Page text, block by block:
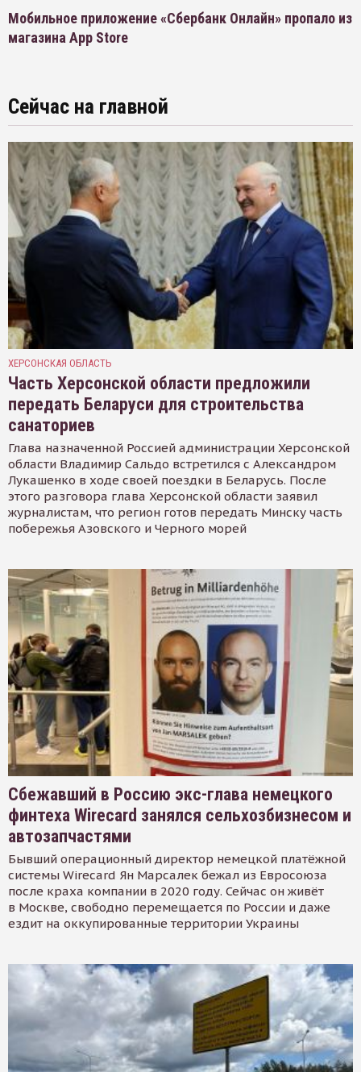
Мобильное приложение «Сбербанк Онлайн» пропало из
магазина App Store
Сейчас на главной
ХЕРСОНСКАЯ ОБЛАСТЬ
Часть Херсонской области предложили
передать Беларуси для строительства
санаториев
Глава назначенной Россией администрации Херсонской
области Владимир Сальдо встретился с Александром
Лукашенко в ходе своей поездки в Беларусь. После
этого разговора глава Херсонской области заявил
журналистам, что регион готов передать Минску часть
побережья Азовского и Черного морей
Сбежавший в Россию экс-глава немецкого
финтеха Wirecard занялся сельхозбизнесом и
автозапчастями
Бывший операционный директор немецкой платёжной
системы Wirecard Ян Марсалек бежал из Евросоюза
после краха компании в 2020 году. Сейчас он живёт
в Москве, свободно перемещается по России и даже
ездит на оккупированные территории Украины